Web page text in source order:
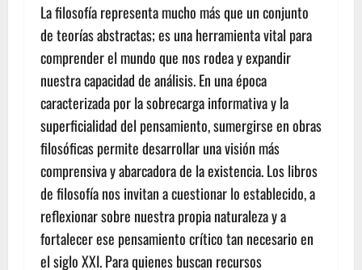
La filosofía representa mucho más que un conjunto
de teorías abstractas; es una herramienta vital para
comprender el mundo que nos rodea y expandir
nuestra capacidad de análisis. En una época
caracterizada por la sobrecarga informativa y la
superficialidad del pensamiento, sumergirse en obras
filosóficas permite desarrollar una visión más
comprensiva y abarcadora de la existencia. Los libros
de filosofía nos invitan a cuestionar lo establecido, a
reflexionar sobre nuestra propia naturaleza y a
fortalecer ese pensamiento crítico tan necesario en
el siglo XXI. Para quienes buscan recursos